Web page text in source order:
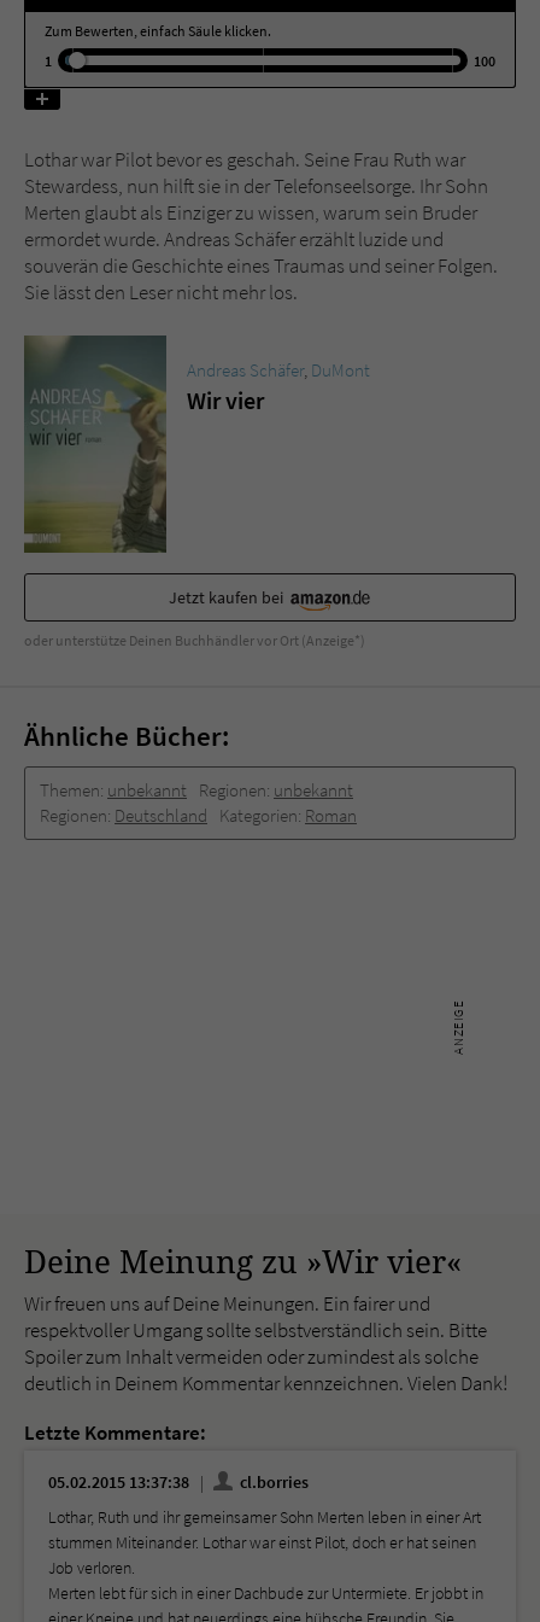
Zum Bewerten, einfach Säule klicken.
1
100
Lothar war Pilot bevor es geschah. Seine Frau Ruth war
Stewardess, nun hilft sie in der Telefonseelsorge. Ihr Sohn
Merten glaubt als Einziger zu wissen, warum sein Bruder
ermordet wurde. Andreas Schäfer erzählt luzide und
souverän die Geschichte eines Traumas und seiner Folgen.
Sie lässt den Leser nicht mehr los.
Andreas Schäfer, DuMont
Wir vier
Jetzt kaufen bei
oder unterstütze Deinen Buchhändler vor Ort (Anzeige*)
Ähnliche Bücher:
Themen: unbekannt Regionen: unbekannt
Regionen: Deutschland Kategorien: Roman
Deine Meinung zu »Wir vier«
Wir freuen uns auf Deine Meinungen. Ein fairer und
respektvoller Umgang sollte selbstverständlich sein. Bitte
Spoiler zum Inhalt vermeiden oder zumindest als solche
deutlich in Deinem Kommentar kennzeichnen. Vielen Dank!
Letzte Kommentare:
05.02.2015 13:37:38
cl.borries
Lothar, Ruth und ihr gemeinsamer Sohn Merten leben in einer Art
stummen Miteinander. Lothar war einst Pilot, doch er hat seinen
Job verloren.
Merten lebt für sich in einer Dachbude zur Untermiete. Er jobbt in
Name tx_pwcomments_ahash
Anbieter
Laufzeit 1 Jahr
Zweck Cookie für Kommentare einzelner Buchtitel
Name fe_typo_user
Literatur-Couch Medien GmbH & Co. KG
Laufzeit Session
überprüfen.